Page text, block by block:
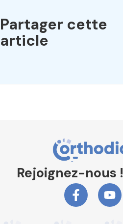
Partager cette
article
Rejoignez-nous !